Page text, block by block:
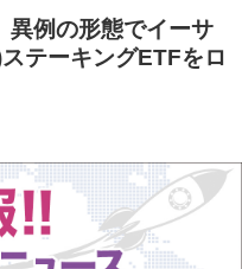
異例の形態でイーサ
テーキングETFをロ